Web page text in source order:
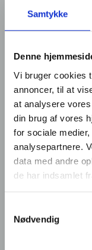
Samtykke
Denne
Vi bruger cookies
annoncer, til at
at analysere
din brug af vores
for sociale
analysepartnere.
data med andre
de har indsamlet
Nødvendig